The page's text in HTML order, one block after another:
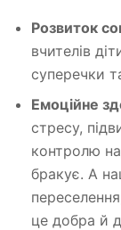
Розвиток
вчителів
суперечки
Емоційне
стресу,
контролю
бракує. А
це добра й